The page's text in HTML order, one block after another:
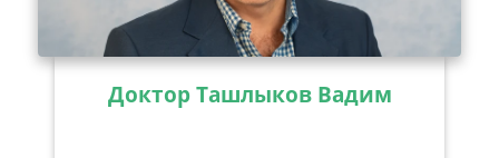
Доктор Ташлыков Вадим